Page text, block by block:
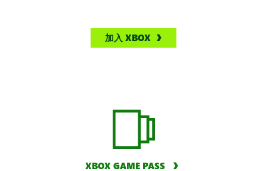
加入 XBOX
XBOX GAME PASS